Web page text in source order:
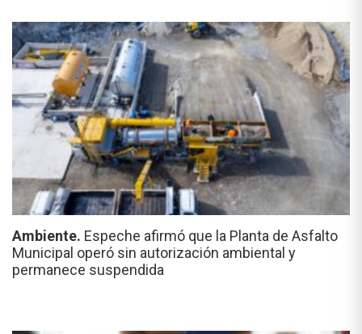
Ambiente. Espeche afirmó que la Planta de Asfalto
Municipal operó sin autorización ambiental y
permanece suspendida